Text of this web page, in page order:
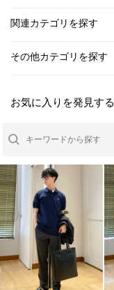
関連カテゴリを探す
その他カテゴリを探す
お気に入りを発見する